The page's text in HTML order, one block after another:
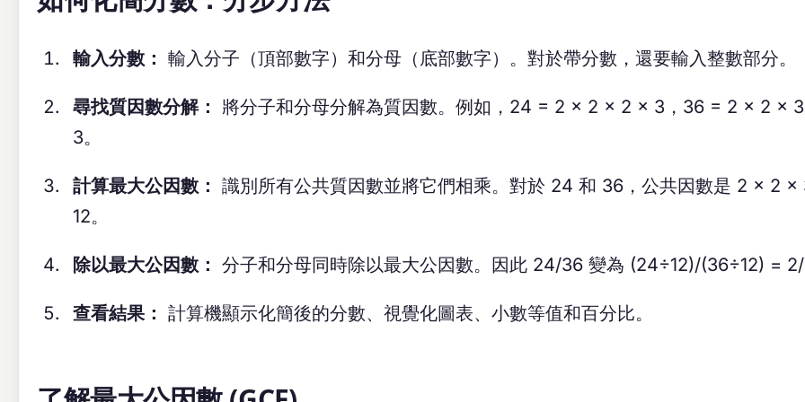
輸入分數： 輸入分子（頂部數字）和分母（底部數字）。對於帶分數，還要輸入整數部分。
尋找質因數分解：
將分子和分母分解為質因數。例如，24 = 2 × 2 × 2 × 3，36 = 2 × 2 ×
3。
計算最大公因數： 識別所有公共質因數並將它們相乘。對於 24 和 36，公共因數是 2 × 2 ×
12。
除以最大公因數： 分子和分母同時除以最大公因數。因此 24/36 變為 (24÷12)/(36÷12) = 2/
查看結果： 計算機顯示化簡後的分數、視覺化圖表、小數等值和百分比。